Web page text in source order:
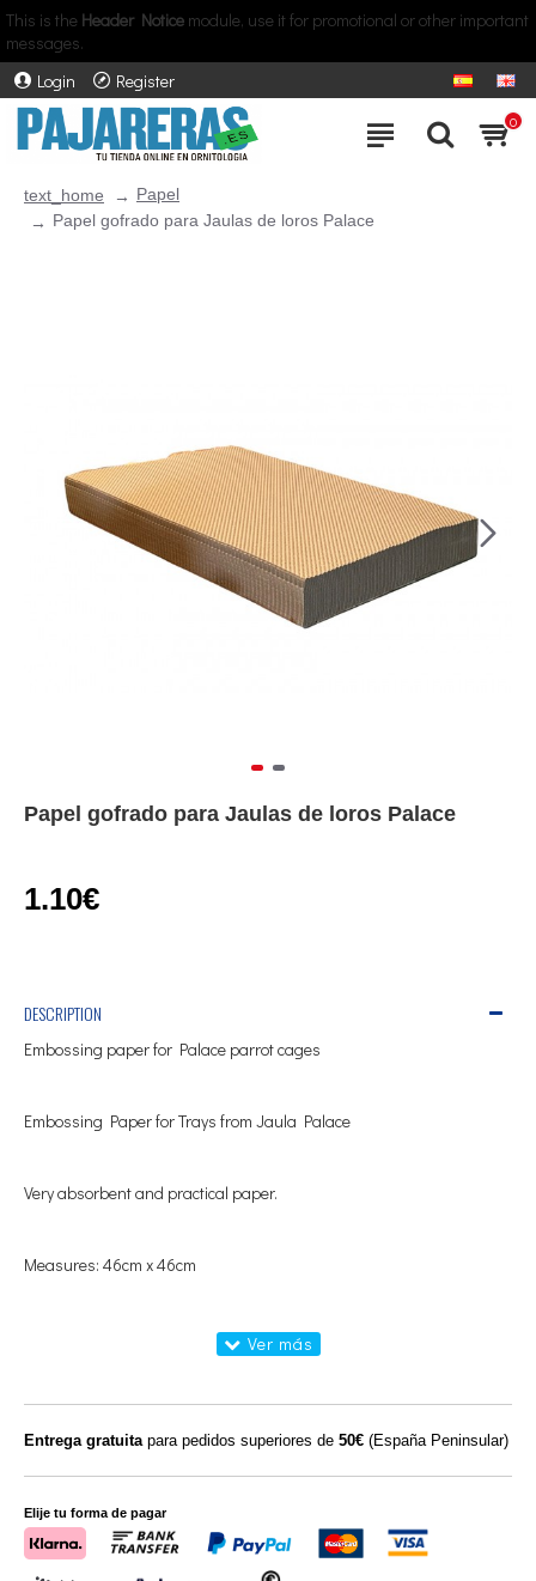
This is the Header Notice module, use it for promotional or other important
messages.
Login
Register
0
text_home
Papel
Papel gofrado para Jaulas de loros Palace
Papel gofrado para Jaulas de loros Palace
1.10€
DESCRIPTION
Embossing paper for Palace parrot cages
Embossing Paper for Trays from Jaula Palace
Very absorbent and practical paper.
Measures: 46cm x 46cm
Entrega gratuitapara pedidos superiores de 50€ (España Peninsular)
Elije tu forma de pagar